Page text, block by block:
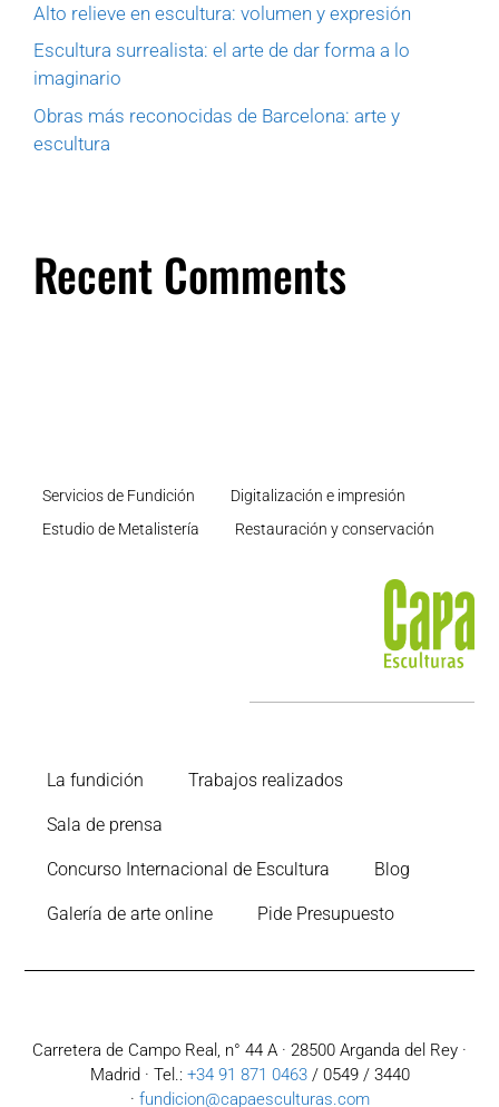
Alto relieve en escultura: volumen y expresión
Escultura surrealista: el arte de dar forma a lo
imaginario
Obras más reconocidas de Barcelona: arte y
escultura
Recent Comments
Servicios de Fundición
Digitalización e impresión
Estudio de Metalistería
Restauración y conservación
La fundición Trabajos realizados
Sala de prensa
Concurso Internacional de Escultura Blog
Galería de arte online Pide Presupuesto
Carretera de Campo Real, n° 44 A · 28500 Arganda del Rey ·
Madrid · Tel.: +34 91 871 0463/ 0549 / 3440
· fundicion@capaesculturas.com